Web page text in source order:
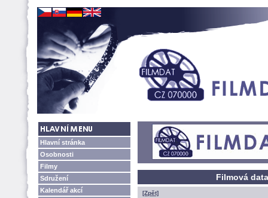
Hlavní stránka
Osobnosti
Filmy
Sdružení
Kalendář akcí
Filmová
[Zpět]